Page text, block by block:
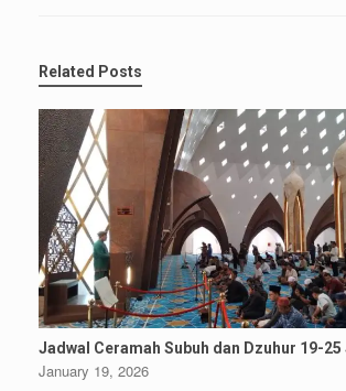
Related Posts
Jadwal Ceramah Subuh dan Dzuhur 19-
January 19, 2026